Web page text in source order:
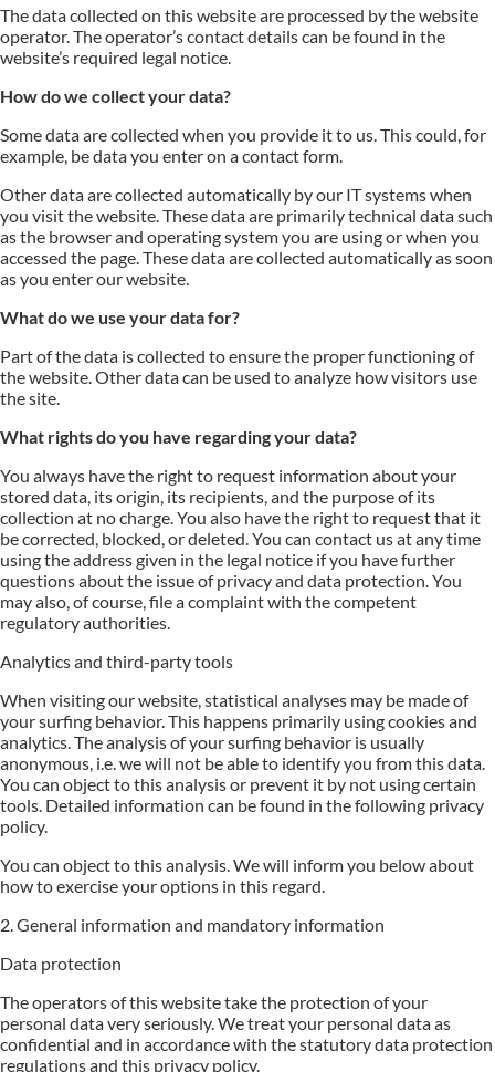
The data collected on this website are processed by the website
operator. The operator’s contact details can be found in the
website’s required legal notice.
How do we collect your data?
Some data are collected when you provide it to us. This could, for
example, be data you enter on a contact form.
Other data are collected automatically by our IT systems when
you visit the website. These data are primarily technical data such
as the browser and operating system you are using or when you
accessed the page. These data are collected automatically as soon
as you enter our website.
What do we use your data for?
Part of the data is collected to ensure the proper functioning of
the website. Other data can be used to analyze how visitors use
the site.
What rights do you have regarding your data?
You always have the right to request information about your
stored data, its origin, its recipients, and the purpose of its
collection at no charge. You also have the right to request that it
be corrected, blocked, or deleted. You can contact us at any time
using the address given in the legal notice if you have further
questions about the issue of privacy and data protection. You
may also, of course, file a complaint with the competent
regulatory authorities.
Analytics and third-party tools
When visiting our website, statistical analyses may be made of
your surfing behavior. This happens primarily using cookies and
analytics. The analysis of your surfing behavior is usually
anonymous, i.e. we will not be able to identify you from this data.
You can object to this analysis or prevent it by not using certain
tools. Detailed information can be found in the following privacy
policy.
You can object to this analysis. We will inform you below about
how to exercise your options in this regard.
2. General information and mandatory information
Data protection
The operators of this website take the protection of your
personal data very seriously. We treat your personal data as
confidential and in accordance with the statutory data protection
regulations and this privacy policy.